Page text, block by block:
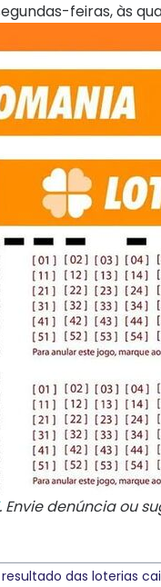
feiras, às
. Envie denúncia ou
resultado das loterias